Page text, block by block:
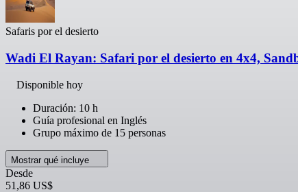
Safaris por el desierto
Wadi El Rayan: Safari por el desierto en 4x4,
Disponible hoy
Duración: 10 h
Guía profesional en Inglés
Grupo máximo de 15 personas
Mostrar qué incluye
Desde
51,86 US$